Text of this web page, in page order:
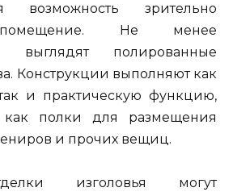
возможность зрительно
Не менее
выглядят полированные
Конструкции выполняют как
и практическую функцию,
как полки для размещения
и прочих вещиц.
изголовья могут